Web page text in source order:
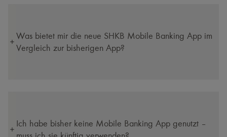
Was bietet mir die neue SHKB Mobile Banking App im
Vergleich zur bisherigen App?
Ich habe bisher keine Mobile Banking App genutzt –